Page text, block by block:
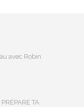
avec Robin
TA